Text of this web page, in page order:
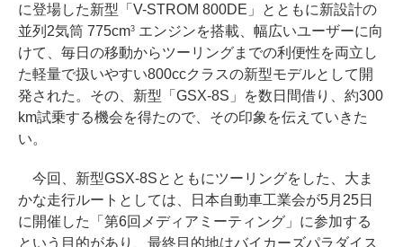
に登場した新型「V-STROM 800DE」とともに新設計の
並列2気筒 775cm3エンジンを搭載、幅広いユーザーに向
けて、毎日の移動からツーリングまでの利便性を両立し
た軽量で扱いやすい800ccクラスの新型モデルとして開
発された。その、新型「GSX-8S」を数日間借り、約300
km試乗する機会を得たので、その印象を伝えていきた
い。
今回、新型GSX-8Sとともにツーリングをした、大ま
かな走行ルートとしては、日本自動車工業会が5月25日
に開催した「第6回メディアミーティング」に参加する
という目的があり、最終目的地はバイカーズパラダイス